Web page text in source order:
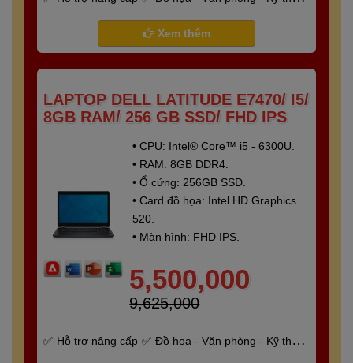
Bảo hành 6 tháng
Xem thêm
LAPTOP DELL LATITUDE E7470/ I5/
8GB RAM/ 256 GB SSD/ FHD IPS
• CPU: Intel® Core™ i5 - 6300U.
• RAM: 8GB DDR4.
• Ổ cứng: 256GB SSD.
• Card đồ họa: Intel HD Graphics
520.
• Màn hình: FHD IPS.
5,500,000
9,625,000
Hỗ trợ nâng cấp
Đồ họa - Văn phòng - Kỹ thuật
Bảo hành 6 tháng